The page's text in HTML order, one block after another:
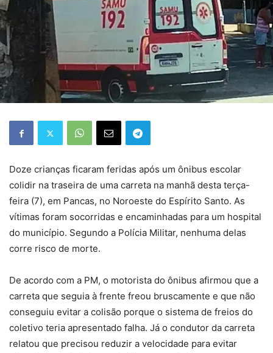
Doze crianças ficaram feridas após um ônibus escolar
colidir na traseira de uma carreta na manhã desta terça-
feira (7), em Pancas, no Noroeste do Espírito Santo. As
vítimas foram socorridas e encaminhadas para um hospital
do município. Segundo a Polícia Militar, nenhuma delas
corre risco de morte.
De acordo com a PM, o motorista do ônibus afirmou que a
carreta que seguia à frente freou bruscamente e que não
conseguiu evitar a colisão porque o sistema de freios do
coletivo teria apresentado falha. Já o condutor da carreta
relatou que precisou reduzir a velocidade para evitar